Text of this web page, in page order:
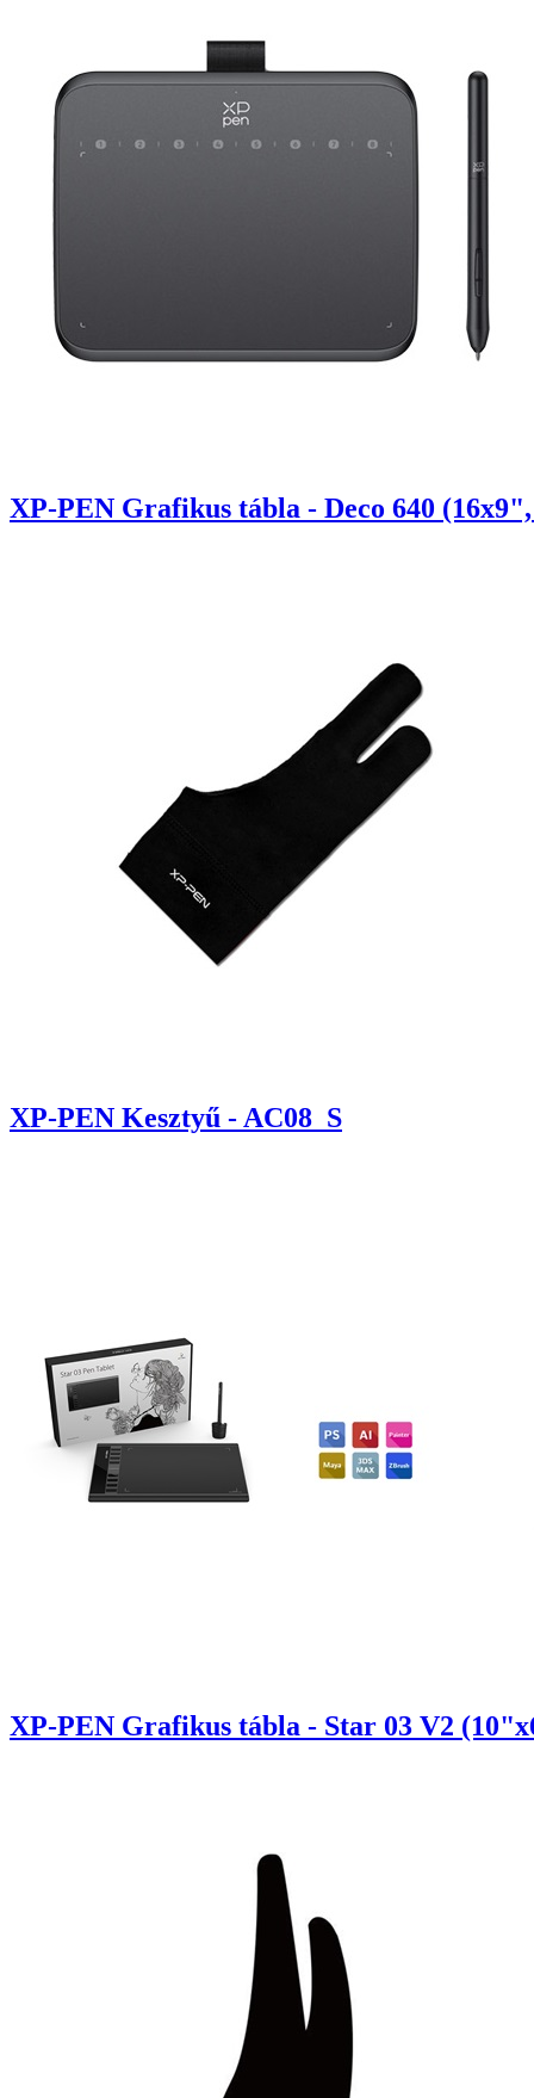
XP-PEN Grafikus tábla - Deco 640
XP-PEN Kesztyű - AC08_S
XP-PEN Grafikus tábla - Star 03 V2